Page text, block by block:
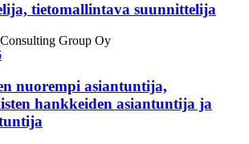
tietomallintava suunnittelija
Group Oy
nuorempi asiantuntija,
hankkeiden asiantuntija ja